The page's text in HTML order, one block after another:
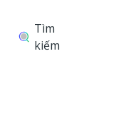
Tìm
kiếm